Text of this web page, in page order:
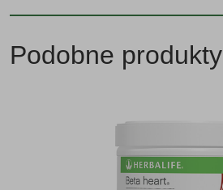
Podobne produkty